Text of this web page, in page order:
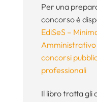
Per una
concorso è
EdiSeS –
concorsi
professionali
Il libro tratta gli